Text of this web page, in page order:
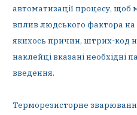
автоматизації процесу,
вплив людського фактора на
якихось причин, штрих-код
наклейці вказані необхідні
введення.
Терморезисторне